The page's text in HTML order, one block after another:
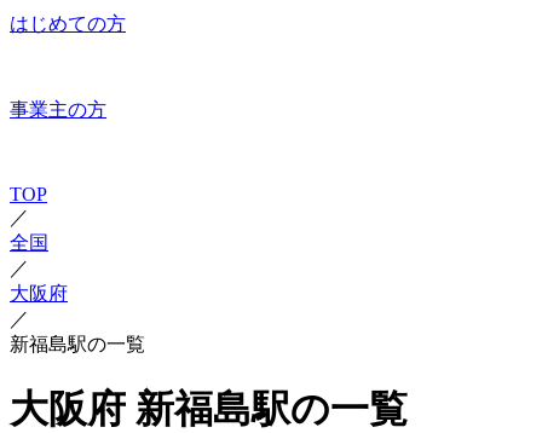
はじめての方
事業主の方
TOP
／
全国
／
大阪府
／
新福島駅の一覧
大阪府 新福島駅の一覧